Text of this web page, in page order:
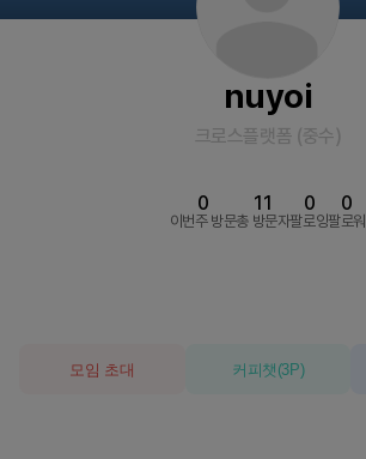
nuyoi
크로스플랫폼 (중수)
이번주 방문
0
총 방문자
11
팔로잉
0
팔로워
0
모임 초대 커피챗 (3P)